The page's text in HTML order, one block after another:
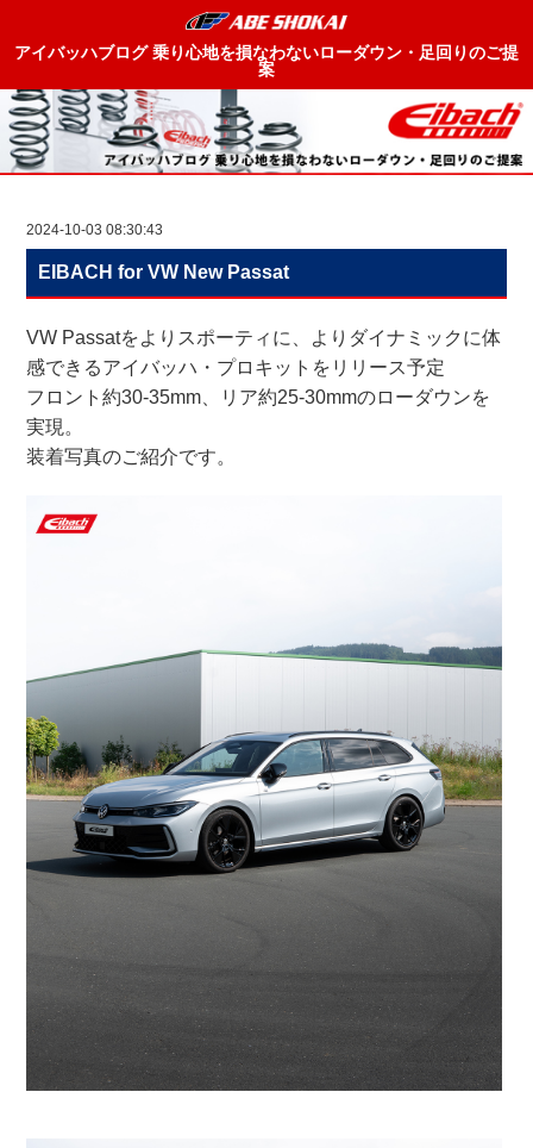
アイバッハブログ 乗り心地を損なわないローダウン・足回りのご提
案
2024-10-03 08:30:43
EIBACH for VW New Passat
VW Passatをよりスポーティに、よりダイナミックに体
感できるアイバッハ・プロキットをリリース予定
フロント約30-35mm、リア約25-30mmのローダウンを
実現。
装着写真のご紹介です。